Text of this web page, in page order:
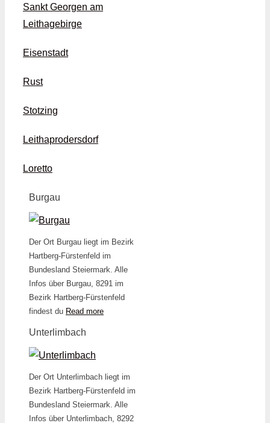
Sankt Georgen am
Leithagebirge
Eisenstadt
Rust
Stotzing
Leithaprodersdorf
Loretto
Burgau
Der Ort Burgau liegt im Bezirk
Hartberg-Fürstenfeld im
Bundesland Steiermark. Alle
Infos über Burgau, 8291 im
Bezirk Hartberg-Fürstenfeld
findest du Read more
Unterlimbach
Der Ort Unterlimbach liegt im
Bezirk Hartberg-Fürstenfeld im
Bundesland Steiermark. Alle
Infos über Unterlimbach, 8292